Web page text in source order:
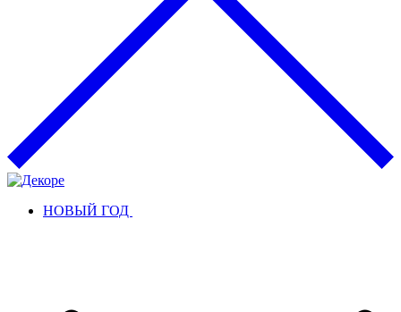
НОВЫЙ ГОД